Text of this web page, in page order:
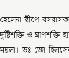
হেলেনা দ্বীপে
দৃষ্টিশক্তি ও
ময়লা। ডঃ জো